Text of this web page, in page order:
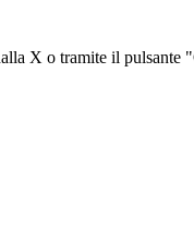
X o tramite il pulsante